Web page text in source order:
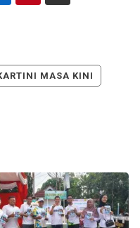
MASA KINI